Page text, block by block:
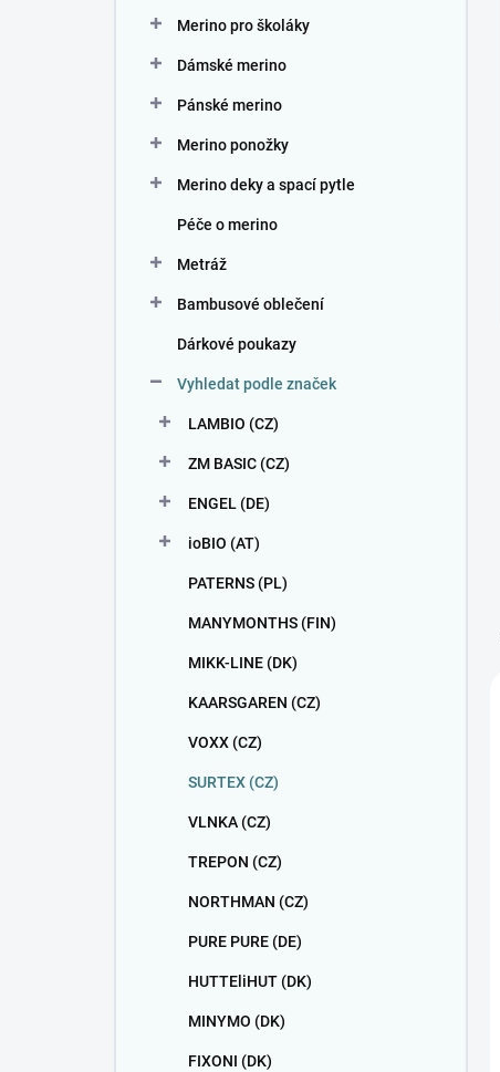
Merino pro školáky
Dámské merino
Pánské merino
Merino ponožky
Merino deky a spací pytle
Péče o merino
Metráž
Bambusové oblečení
Dárkové poukazy
Vyhledat podle značek
LAMBIO (CZ)
ZM BASIC (CZ)
ENGEL (DE)
ioBIO (AT)
PATERNS (PL)
MANYMONTHS (FIN)
MIKK-LINE (DK)
KAARSGAREN (CZ)
VOXX (CZ)
SURTEX (CZ)
VLNKA (CZ)
TREPON (CZ)
NORTHMAN (CZ)
PURE PURE (DE)
HUTTEliHUT (DK)
MINYMO (DK)
FIXONI (DK)